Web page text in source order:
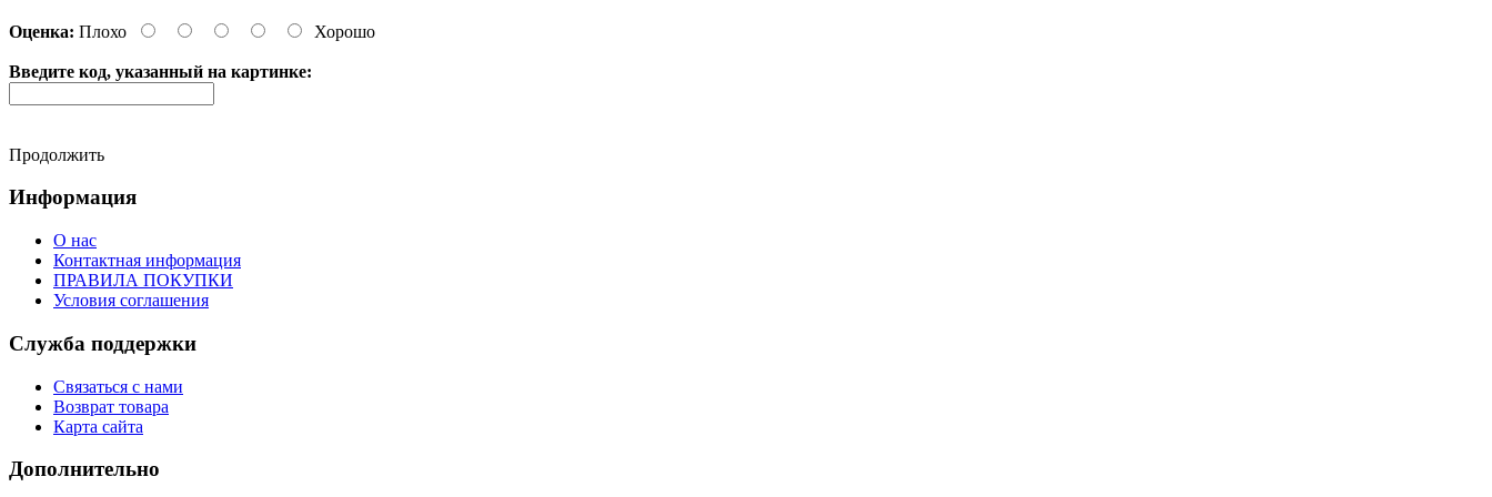
Оценка: Плохо Хорошо
Введите код, указанный на картинке:
Продолжить
Информация
О нас
Контактная информация
ПРАВИЛА ПОКУПКИ
Условия соглашения
Служба поддержки
Связаться с нами
Возврат товара
Карта сайта
Дополнительно